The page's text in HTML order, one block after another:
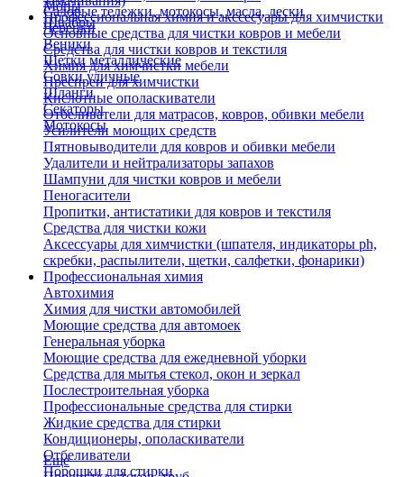
Мопы
Швабры
Садовые тележки, мотокосы, масла, лески
Черенки
Веники
Щетки металлические
Совки уличные
Шланги
Секаторы
Мотокосы
Профессиональная химия и акссесуары для химчистки
Основные средства для чистки ковров и мебели
Средства для чистки ковров и текстиля
Химия для химчистки мебели
Преспреи для химчистки
Кислотные ополаскиватели
Отбеливатели для матрасов, ковров, обивки мебели
Усилители моющих средств
Пятновыводители для ковров и обивки мебели
Удалители и нейтрализаторы запахов
Шампуни для чистки ковров и мебели
Пеногасители
Пропитки, антистатики для ковров и текстиля
Средства для чистки кожи
Аксессуары для химчистки (шпателя, индикаторы ph,
скребки, распылители, щетки, салфетки, фонарики)
Профессиональная химия
Автохимия
Химия для чистки автомобилей
Моющие средства для автомоек
Генеральная уборка
Моющие средства для ежедневной уборки
Средства для мытья стекол, окон и зеркал
Послестроительная уборка
Профессиональные средства для стирки
Жидкие средства для стирки
Кондиционеры, ополаскиватели
Отбеливатели
Порошки для стирки
Еще